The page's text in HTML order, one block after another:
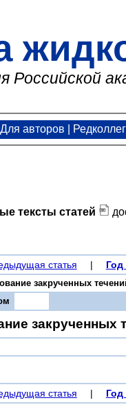
Российской
Для авторов
тексты статей
статья | Год
закрученных
закрученных
статья | Год